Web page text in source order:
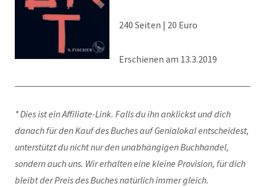
240 Seiten | 20 Euro
Erschienen am 13.3.2019
* Dies ist ein Affiliate-Link. Falls du ihn anklickst und dich
danach für den Kauf des Buches auf Genialokal entscheidest,
unterstützt du nicht nur den unabhängigen Buchhandel,
sondern auch uns. Wir erhalten eine kleine Provision, für dich
bleibt der Preis des Buches natürlich immer gleich.